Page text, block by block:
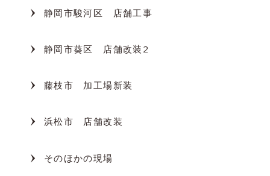
静岡市駿河区 店舗工事
静岡市葵区 店舗改装2
藤枝市 加工場新装
浜松市 店舗改装
そのほかの現場